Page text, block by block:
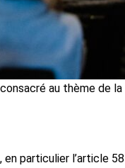
au thème de
particulier l’article